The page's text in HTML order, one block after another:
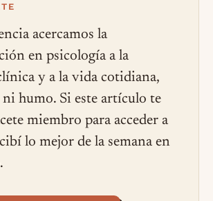
acercamos la
en psicología a la
y a la vida cotidiana,
humo. Si este artículo te
miembro para acceder a
lo mejor de la semana en